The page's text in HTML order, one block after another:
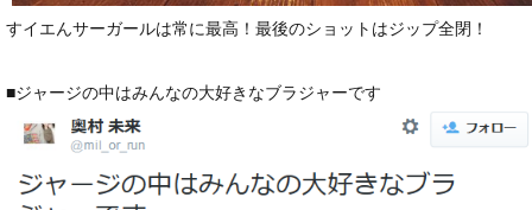
すイエんサーガールは常に最高！最後のショットはジップ全閉！
■ジャージの中はみんなの大好きなブラジャーです